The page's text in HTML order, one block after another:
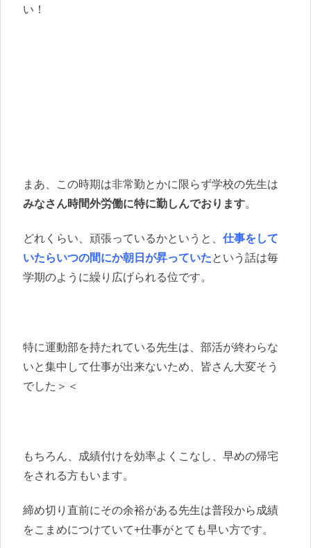
い！
まあ、この時期は非常勤とかに限らず学校の先生は
みなさん時間外労働に特に勤しんでおります。
どれくらい、頑張っているかというと、 仕事をして
いたらいつの間にか朝日が昇っていたという話は毎
学期のように繰り広げられる位です。
特に運動部を持たれている先生は、部活が終わらな
いと集中して仕事が出来ないため、皆さん大変そう
でした＞＜
もちろん、成績付けを効率よくこなし、早めの帰宅
をされる方もいます。
締め切り直前にその余裕がある先生は普段から成績
をこまめにつけていて+仕事がとても早い方です。